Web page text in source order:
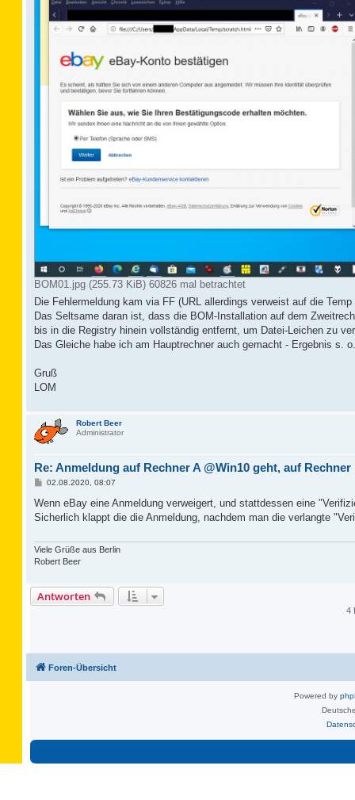
BOM01.jpg (255.73 KiB) 60826 mal betrachtet
Die Fehlermeldung kam via FF (URL allerdings verweist auf die
Das Seltsame daran ist, dass die BOM-Installation auf dem
bis in die Registry hinein vollständig entfernt, um Datei-Leichen zu
Das Gleiche habe ich am Hauptrechner auch gemacht - Ergebnis s.
Gruß
LOM
Robert Beer
Administrator
Re: Anmeldung auf Rechner A @Win10 geht, auf
B
i
r
02.08.2020, 08:07
Wenn eBay eine Anmeldung verweigert, und stattdessen eine
Sicherlich klappt die die Anmeldung, nachdem man die verlangte
Viele Grüße aus Berlin
Robert Beer
Antworten
4
Foren-Übersicht
Powered by